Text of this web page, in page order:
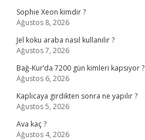
Sophie Xeon kimdir ?
Ağustos 8, 2026
Jel koku araba nasıl kullanılır ?
Ağustos 7, 2026
Bağ-Kur’da 7200 gün kimleri kapsıyor ?
Ağustos 6, 2026
Kaplicaya girdikten sonra ne yapılır ?
Ağustos 5, 2026
Ava kaç ?
Ağustos 4, 2026